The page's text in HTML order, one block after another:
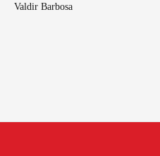
Valdir Barbosa